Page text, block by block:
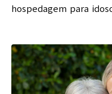
hospedagem para